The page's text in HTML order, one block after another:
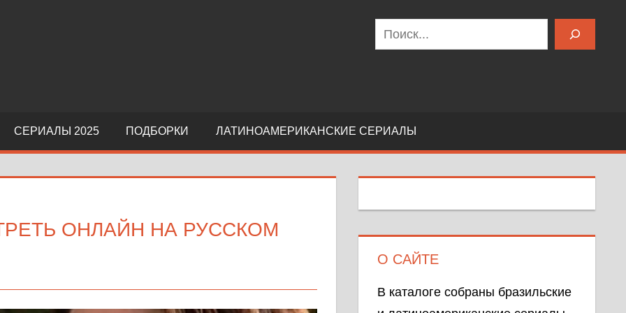
Поиск
СЕРИАЛЫ 2025 ПОДБОРКИ ЛАТИНОАМЕРИКАНСКИЕ СЕРИАЛЫ
ОНЛАЙН НА РУССКОМ
О САЙТЕ
В каталоге собраны бразильские